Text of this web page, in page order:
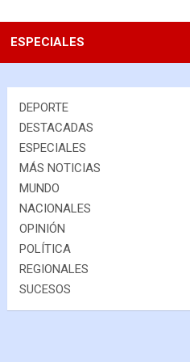
ESPECIALES
DEPORTE
DESTACADAS
ESPECIALES
MÁS NOTICIAS
MUNDO
NACIONALES
OPINIÓN
POLÍTICA
REGIONALES
SUCESOS